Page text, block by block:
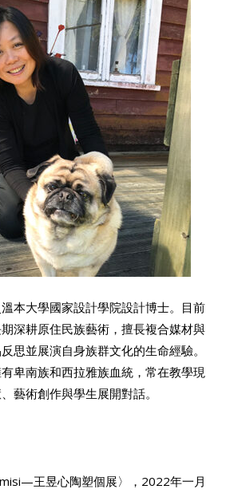
本大學國家設計學院設計博士。目前
深耕原住民族藝術，擅長複合媒材與
思並展演自身族群文化的生命經驗。
卑南族和西拉雅族血統，常在教學現
藝術創作與學生展開對話。
王昱心陶塑個展〉，2022年一月